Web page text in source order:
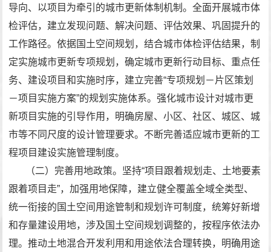
导向、以项目为牵引的城市更新体制机制。全面开展城市体
检评估，建立发现问题、解决问题、评估效果、巩固提升的
工作路径。依据国土空间规划，结合城市体检评估结果，制
定实施城市更新专项规划，确定城市更新行动目标、重点任
务、建设项目和实施时序，建立完善“专项规划－片区策划
－项目实施方案”的规划实施体系。强化城市设计对城市更
新项目实施的引导作用，明确房屋、小区、社区、城区、城
市等不同尺度的设计管理要求。不断完善适应城市更新的工
程项目建设实施管理制度。
（二）完善用地政策。坚持“项目跟着规划走、土地要素
跟着项目走”，加强用地保障，建立健全覆盖全域全类型、
统一衔接的国土空间用途管制和规划许可制度，统筹好新增
和存量建设用地，涉及国土空间规划调整的，按程序依法办
理。推动土地混合开发利用和用途依法合理转换，明确用途